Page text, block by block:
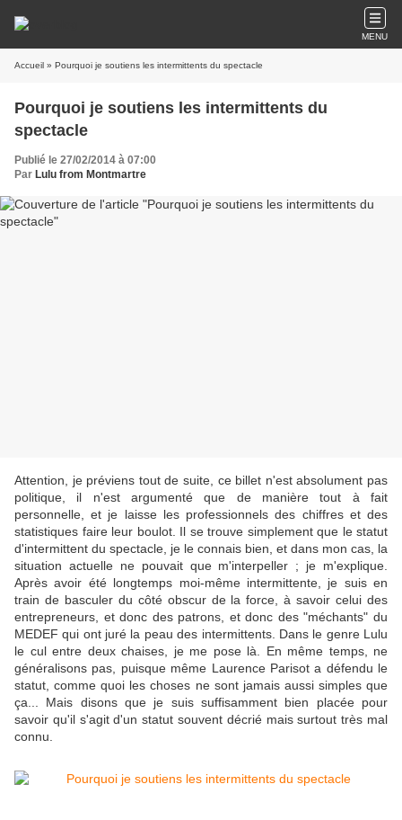
MENU
Accueil » Pourquoi je soutiens les intermittents du spectacle
Pourquoi je soutiens les intermittents du
spectacle
Publié le 27/02/2014 à 07:00
Par Lulu from Montmartre
Attention, je préviens tout de suite, ce billet n'est absolument pas
politique, il n'est argumenté que de manière tout à fait
personnelle, et je laisse les professionnels des chiffres et des
statistiques faire leur boulot. Il se trouve simplement que le statut
d'intermittent du spectacle, je le connais bien, et dans mon cas, la
situation actuelle ne pouvait que m'interpeller ; je m'explique.
Après avoir été longtemps moi-même intermittente, je suis en
train de basculer du côté obscur de la force, à savoir celui des
entrepreneurs, et donc des patrons, et donc des "méchants" du
MEDEF qui ont juré la peau des intermittents. Dans le genre Lulu
le cul entre deux chaises, je me pose là. En même temps, ne
généralisons pas, puisque même Laurence Parisot a défendu le
statut, comme quoi les choses ne sont jamais aussi simples que
ça... Mais disons que je suis suffisamment bien placée pour
savoir qu'il s'agit d'un statut souvent décrié mais surtout très mal
connu.